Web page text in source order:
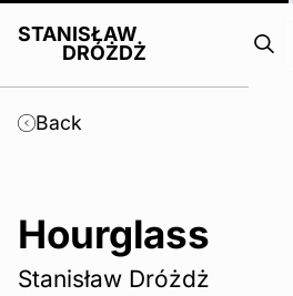
STANISŁAW
DRÓŻDŻ
Search
Back
Hourglass
Stanisław Dróżdż